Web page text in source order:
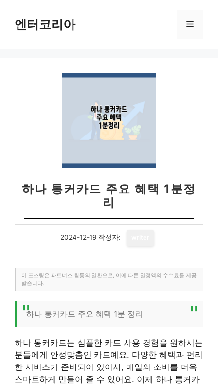
엔터코리아 메
하나 통커카드 주요 혜택 1분정
리
2024-12-19 작성자:
이 포스팅은 파트너스 활동의 일환으로, 이에 따른 일정액의 수수료를 제공
받습니다.
하나 통커카드 주요 혜택 1분 정리
하나 통커카드는 심플한 카드 사용 경험을 원하시는
분들에게 안성맞춤인 카드예요. 다양한 혜택과 편리
한 서비스가 준비되어 있어서, 매일의 소비를 더욱
스마트하게 만들어 줄 수 있어요. 이제 하나 통커카